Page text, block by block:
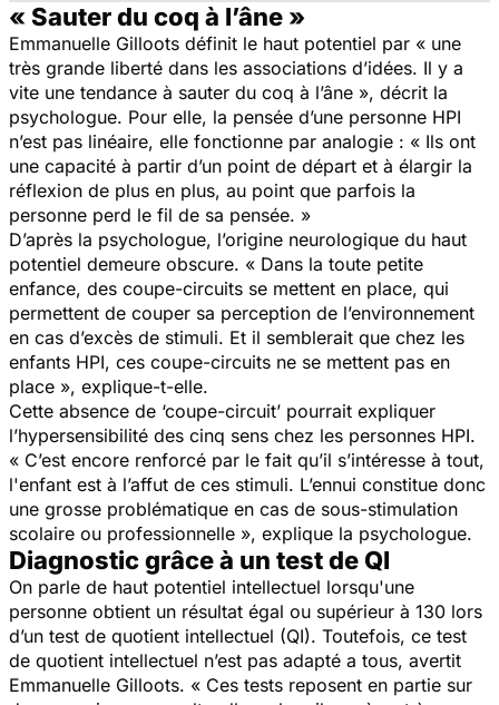
« Sauter du coq à l’âne »
Emmanuelle Gilloots définit le haut potentiel par « une
très grande liberté dans les associations d’idées. Il y a
vite une tendance à sauter du coq à l’âne », décrit la
psychologue. Pour elle, la pensée d’une personne HPI
n’est pas linéaire, elle fonctionne par analogie : « Ils ont
une capacité à partir d’un point de départ et à élargir la
réflexion de plus en plus, au point que parfois la
personne perd le fil de sa pensée. »
D’après la psychologue, l’origine neurologique du haut
potentiel demeure obscure. « Dans la toute petite
enfance, des coupe-circuits se mettent en place, qui
permettent de couper sa perception de l’environnement
en cas d’excès de stimuli. Et il semblerait que chez les
enfants HPI, ces coupe-circuits ne se mettent pas en
place », explique-t-elle.
Cette absence de ‘coupe-circuit’ pourrait expliquer
l’hypersensibilité des cinq sens chez les personnes HPI.
« C’est encore renforcé par le fait qu’il s’intéresse à tout,
l'enfant est à l’affut de ces stimuli. L’ennui constitue donc
une grosse problématique en cas de sous-stimulation
scolaire ou professionnelle », explique la psychologue.
Diagnostic grâce à un test de QI
On parle de haut potentiel intellectuel lorsqu'une
personne obtient un résultat égal ou supérieur à 130 lors
d’un test de quotient intellectuel (QI). Toutefois, ce test
de quotient intellectuel n’est pas adapté a tous, avertit
Emmanuelle Gilloots. « Ces tests reposent en partie sur